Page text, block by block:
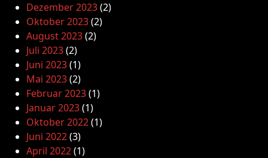
Dezember 2023(2)
Oktober 2023(2)
August 2023(2)
Juli 2023(2)
Juni 2023(1)
Mai 2023(2)
Februar 2023(1)
Januar 2023(1)
Oktober 2022(1)
Juni 2022(3)
April 2022(1)